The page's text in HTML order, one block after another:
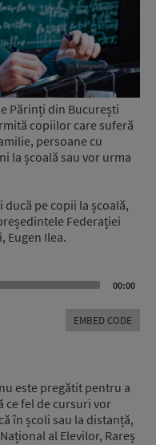
Părinți din București
copiilor care suferă
persoane cu
la școală sau vor urma
pe copii la școală,
Federației
Eugen Ilea.
00:00
EMBED CODE
este pregătit pentru a
ce fel de cursuri vor
în școli sau la distanță,
al Elevilor, Rareș